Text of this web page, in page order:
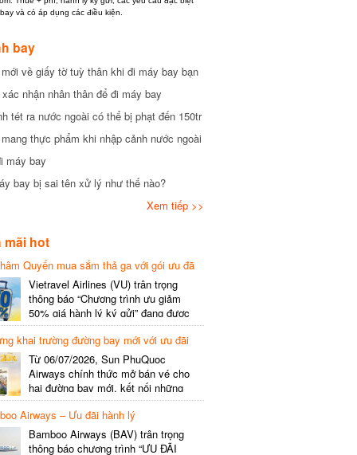
và có áp dụng các điều kiện.
bay
về giấy tờ tuỳ thân khi đi máy bay bạn
nhận nhân thân để đi máy bay
tét ra nước ngoài có thể bị phạt đến 150tr
thực phẩm khi nhập cảnh nước ngoài
bay
bay bị sai tên xử lý như thế nào?
Xem tiếp >>
hot
Quyến mua sắm thả ga với gói ưu đã
gói cước
Vietravel Airlines (VU) trân trọng
thông báo “Chương trình ưu giảm
50% giá hành lý ký gửi” đang được
triển khai cho đường bay quốc tế mới
kết nối từ TP. Hồ Chí Minh
(SGN) đi Thâm Quyến – Trung Quốc
(SZX), chi tiết như sau: LỊCH BAY
CHI TIẾT Đường bay SHCB Giờ khởi
hành Giờ đến Tần suất…
khai trường đường bay mới với ưu đãi
Từ 06/07/2026, Sun PhuQuoc
Airways chính thức mở bán vé cho
hai đường bay mới, kết nối những
điểm đến giàu trải nghiệm, giúp hành
khách khám phá vẻ đẹp thiên nhiên
và văn hóa của miền Trung Việt Nam.
Thông tin đường bay mới Đường bay
Airways – Ưu đãi hành lý
Bamboo Airways (BAV) trân trọng
thông báo chương trình “ƯU ĐÃI